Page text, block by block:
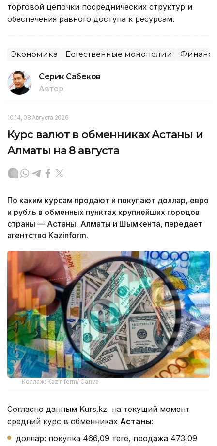
торговой цепочки посреднических структур и
обеспечения равного доступа к ресурсам.
Экономика Естественные монополии
Серик Сабеков
Автор
10:14, 08 Августа 2026
Курс валют в обменниках Астаны и
Алматы на 8 августа
По каким курсам продают и покупают доллар, евро
и рубль в обменных пунктах крупнейших городов
страны — Астаны, Алматы и Шымкента, передает
агентство Kazinform.
Коллаж: Kazinform/ Canva
Согласно данным Kurs.kz, на текущий момент
средний курс в обменниках Астаны:
доллар: покупка 466,09 теңге, продажа 473,09